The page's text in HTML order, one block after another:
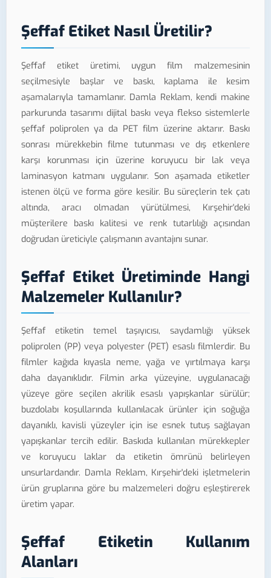
Şeffaf Etiket Nasıl Üretilir?
Şeffaf etiket üretimi, uygun film malzemesinin
seçilmesiyle başlar ve baskı, kaplama ile kesim
aşamalarıyla tamamlanır. Damla Reklam, kendi makine
parkurunda tasarımı dijital baskı veya flekso sistemlerle
şeffaf poliprolen ya da PET film üzerine aktarır. Baskı
sonrası mürekkebin filme tutunması ve dış etkenlere
karşı korunması için üzerine koruyucu bir lak veya
laminasyon katmanı uygulanır. Son aşamada etiketler
istenen ölçü ve forma göre kesilir. Bu süreçlerin tek çatı
altında, aracı olmadan yürütülmesi, Kırşehir'deki
müşterilere baskı kalitesi ve renk tutarlılığı açısından
doğrudan üreticiyle çalışmanın avantajını sunar.
Şeffaf Etiket Üretiminde Hangi
Malzemeler Kullanılır?
Şeffaf etiketin temel taşıyıcısı, saydamlığı yüksek
poliprolen (PP) veya polyester (PET) esaslı filmlerdir. Bu
filmler kağıda kıyasla neme, yağa ve yırtılmaya karşı
daha dayanıklıdır. Filmin arka yüzeyine, uygulanacağı
yüzeye göre seçilen akrilik esaslı yapışkanlar sürülür;
buzdolabı koşullarında kullanılacak ürünler için soğuğa
dayanıklı, kavisli yüzeyler için ise esnek tutuş sağlayan
yapışkanlar tercih edilir. Baskıda kullanılan mürekkepler
ve koruyucu laklar da etiketin ömrünü belirleyen
unsurlardandır. Damla Reklam, Kırşehir'deki işletmelerin
ürün gruplarına göre bu malzemeleri doğru eşleştirerek
üretim yapar.
Şeffaf Etiketin Kullanım
Alanları